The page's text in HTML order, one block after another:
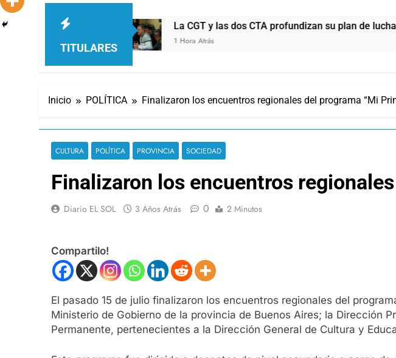
TITULARES
sexual La CGT y las dos CTA profundizan su plan de lucha con
1 Hora Atrás
Inicio POLÍTICA Finalizaron los encuentros regionales del programa “Mi
CULTURA POLÍTICA PROVINCIA SOCIEDAD
Finalizaron los encuentros
Diario EL SOL 3 Años Atrás 0 2 Minutos
Compartilo!
El pasado 15 de julio finalizaron los encuentros regionales del
Ministerio de Gobierno de la provincia de Buenos Aires; la Dirección
Permanente, pertenecientes a la Dirección General de Cultura y